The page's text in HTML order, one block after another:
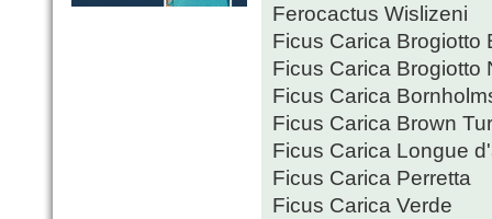
Ferocactus Wislizeni
Ficus Carica Brogiotto
Ficus Carica Brogiotto
Ficus Carica
Ficus Carica Brown
Ficus Carica Longue
Ficus Carica Perretta
Ficus Carica Verde